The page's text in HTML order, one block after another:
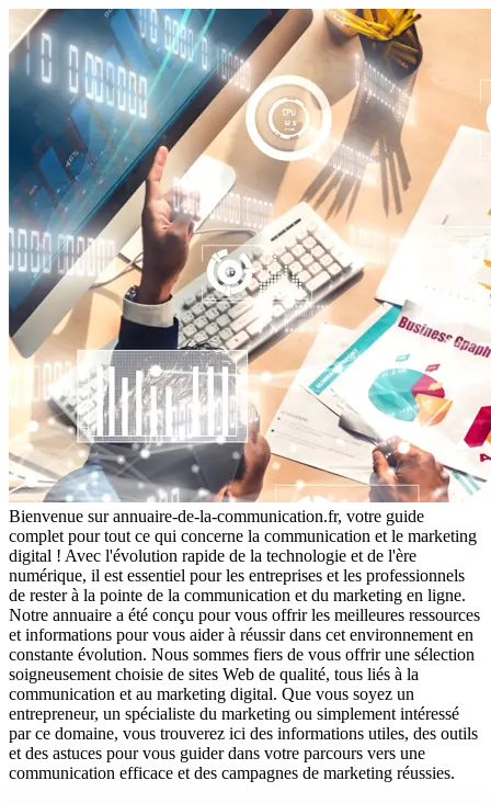
Bienvenue sur annuaire-de-la-communication.fr, votre guide
complet pour tout ce qui concerne la communication et le marketing
digital ! Avec l'évolution rapide de la technologie et de l'ère
numérique, il est essentiel pour les entreprises et les professionnels
de rester à la pointe de la communication et du marketing en ligne.
Notre annuaire a été conçu pour vous offrir les meilleures ressources
et informations pour vous aider à réussir dans cet environnement en
constante évolution. Nous sommes fiers de vous offrir une sélection
soigneusement choisie de sites Web de qualité, tous liés à la
communication et au marketing digital. Que vous soyez un
entrepreneur, un spécialiste du marketing ou simplement intéressé
par ce domaine, vous trouverez ici des informations utiles, des outils
et des astuces pour vous guider dans votre parcours vers une
communication efficace et des campagnes de marketing réussies.